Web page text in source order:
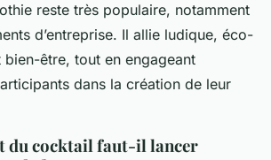
reste très populaire, notamment
d’entreprise. Il allie ludique, éco-
bien-être, tout en engageant
dans la création de leur
du cocktail faut-il lancer